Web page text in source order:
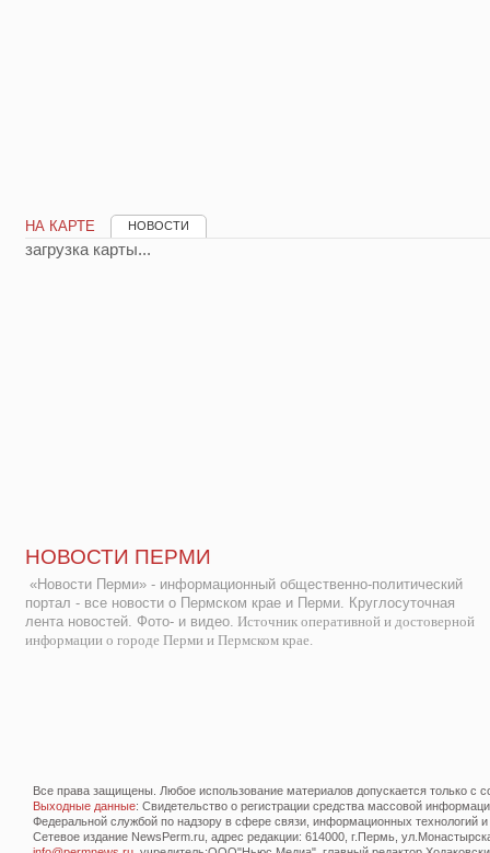
НА КАРТЕ НОВОСТИ
загрузка карты...
НОВОСТИ ПЕРМИ
«Новости Перми» - информационный общественно-политический
портал - все новости о Пермском крае и Перми. Круглосуточная
лента новостей. Фото- и видео. Источник оперативной и достоверной
информации о городе Перми и Пермском крае.
Все права защищены. Любое использование материалов допускается только с
Выходные данные: Свидетельство о регистрации средства массовой
Федеральной службой по надзору в сфере связи, информационных технологий
Сетевое издание NewsPerm.ru, адрес редакции: 614000, г.Пермь,